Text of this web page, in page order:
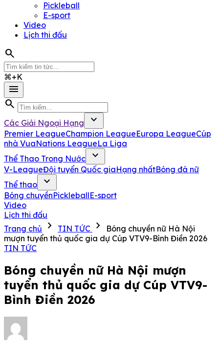
Pickleball
E-sport
Video
Lịch thi đấu
search
⌘+K
menu
search
Các Giải Ngoại Hạng expand_more
Premier LeagueChampion LeagueEuropa LeagueCúp
nhà VuaNations LeagueLa Liga
Thể Thao Trong Nước
expand_more
V-LeagueĐội tuyển Quốc giaHạng nhấtBóng đá nữ
Thể thao
expand_more
Bóng chuyềnPickleballE-sport
Video
Lịch thi đấu
Trang chủ
chevron_right TIN TỨC chevron_right
Bóng chuyền nữ Hà Nội
mượn tuyển thủ quốc gia dự Cúp VTV9-Bình Điền 2026
TIN TỨC
Bóng chuyền nữ Hà Nội mượn
tuyển thủ quốc gia dự Cúp VTV9-
Bình Điền 2026